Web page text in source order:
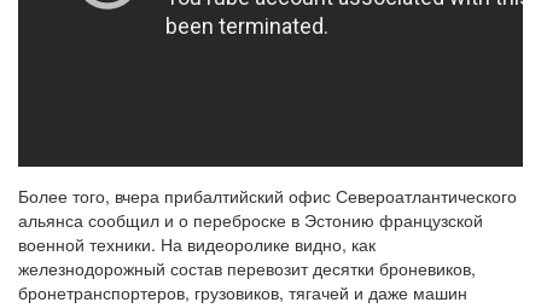
Более того, вчера прибалтийский офис Североатлантического
альянса сообщил и о переброске в Эстонию французской
военной техники. На видеоролике видно, как
железнодорожный состав перевозит десятки броневиков,
бронетранспортеров, грузовиков, тягачей и даже машин